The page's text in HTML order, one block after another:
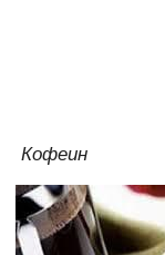
Кофеин